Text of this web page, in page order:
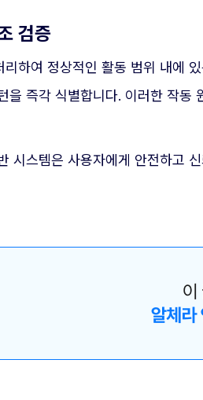
검증
하여 정상적인 활동 범위 내에
을 즉각 식별합니다. 이러한 작
시스템은 사용자에게 안전하고